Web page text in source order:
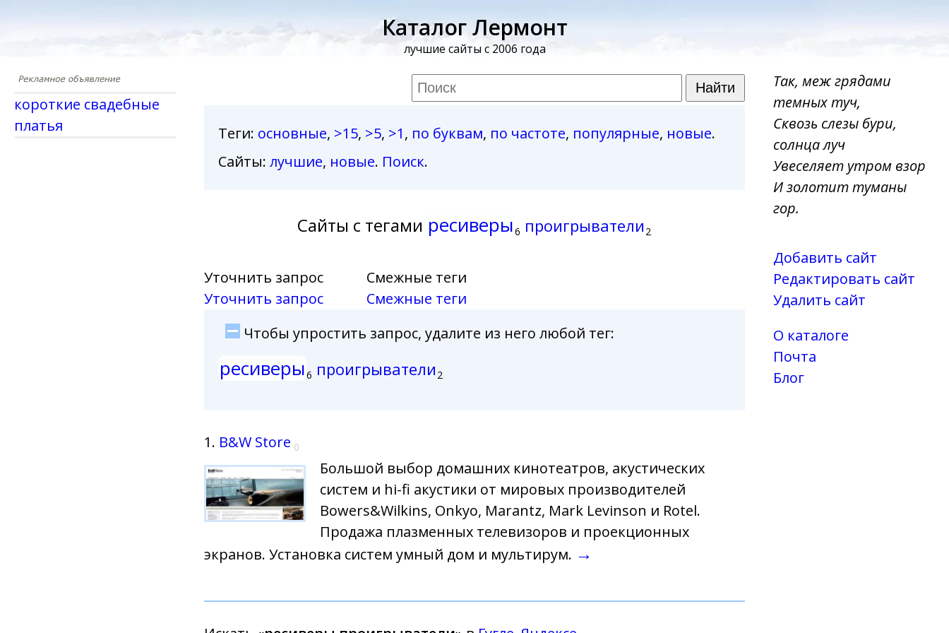
Каталог Лермонт
лучшие сайты с 2006 года
короткие свадебные
платья
Теги: основные, >15, >5, >1, по буквам, по частоте, популярные, новые.
Сайты: лучшие, новые. Поиск.
Сайты с тегами ресиверы6 проигрыватели 2
Уточнить запрос
Уточнить запрос
Смежные теги
Смежные теги
Чтобы упростить запрос, удалите из него любой тег:
ресиверы6 проигрыватели 2
1. B&W Store 0
Большой выбор домашних кинотеатров, акустических
систем и hi-fi акустики от мировых производителей
Bowers&Wilkins, Onkyo, Marantz, Mark Levinson и Rotel.
Продажа плазменных телевизоров и проекционных
экранов. Установка систем умный дом и мультирум. →
Так, меж грядами
темных туч,
Сквозь слезы бури,
солнца луч
Увеселяет утром взор
И золотит туманы
гор.
Добавить сайт
Редактировать сайт
Удалить сайт
О каталоге
Почта
Блог